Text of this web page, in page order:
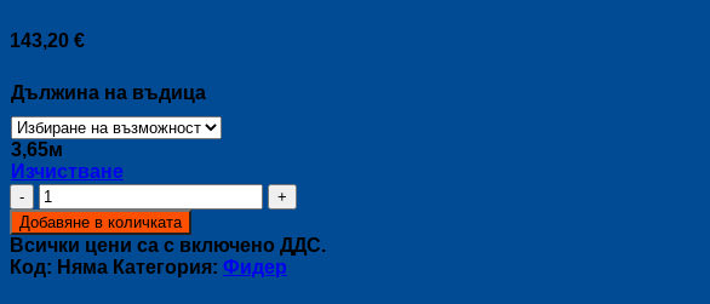
143,20 €
Дължина на въдица
3,65м
Изчистване
количество
за
Фидер
SLENDER
RUSH
Добавяне в количката
Всички цени са с включено ДДС.
Код: Няма Категория: Фидер